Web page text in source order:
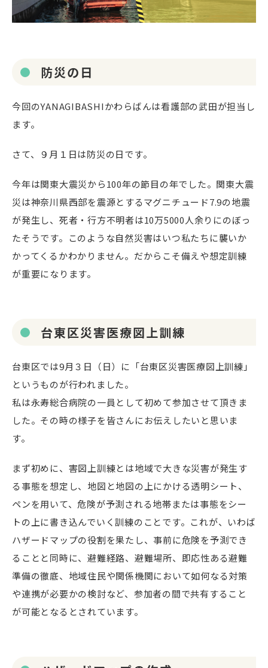
防災の日
今回のYANAGIBASHIかわらばんは看護部の武田が担当し
ます。
さて、９月１日は防災の日です。
今年は関東大震災から100年の節目の年でした。関東大震
災は神奈川県西部を震源とするマグニチュード7.9の地震
が発生し、死者・行方不明者は10万5000人余りにのぼっ
たそうです。このような自然災害はいつ私たちに襲いか
かってくるかわかりません。だからこそ備えや想定訓練
が重要になります。
台東区災害医療図上訓練
台東区では9月３日（日）に「台東区災害医療図上訓練」
というものが行われました。
私は永寿総合病院の一員として初めて参加させて頂きま
した。その時の様子を皆さんにお伝えしたいと思いま
す。
まず初めに、害図上訓練とは地域で大きな災害が発生す
る事態を想定し、地図と地図の上にかける透明シート、
ペンを用いて、危険が予測される地帯または事態をシー
トの上に書き込んでいく訓練のことです。これが、いわば
ハザードマップの役割を果たし、事前に危険を予測でき
ることと同時に、避難経路、避難場所、即応性ある避難
準備の徹底、地域住民や関係機関において如何なる対策
や連携が必要かの検討など、参加者の間で共有すること
が可能となるとされています。